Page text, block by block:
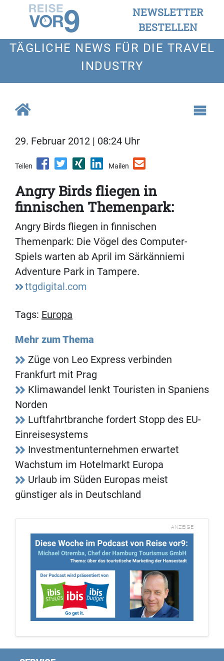
NEWSLETTER
BESTELLEN
TÄGLICHE NEWS FÜR DIE TRAVEL
INDUSTRY
29. Februar 2012 | 08:24 Uhr
Teilen Mailen
Angry Birds fliegen in
finnischen Themenpark:
Angry Birds fliegen in finnischen
Themenpark: Die Vögel des Computer-
Spiels warten ab April im Särkänniemi
Adventure Park in Tampere.
ttgdigital.com
Tags: Europa
Mehr zum Thema
Züge von Leo Express verbinden
Frankfurt mit Prag
Klimawandel lenkt Touristen in Spaniens
Norden
Luftfahrtbranche fordert Stopp des EU-
Einreisesystems
Investmentunternehmen erwartet
Wachstum im Hotelmarkt Europa
Urlaub im Süden Europas meist
günstiger als in Deutschland
ANZEIGE